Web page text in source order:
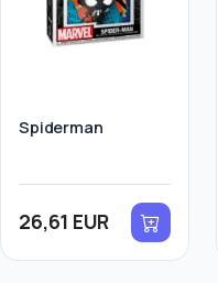
Spiderman
26,61 EUR